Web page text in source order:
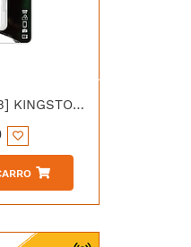
[ACKTSDCS2256GB] KINGSTON MEMORIA MICRO SD CANVAS 256G